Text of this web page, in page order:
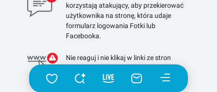
korzystają atakujący, aby przekierować
użytkownika na stronę, która udaje
formularz logowania Fotki lub
Facebooka.
Nie reaguj i nie klikaj w linki ze stron